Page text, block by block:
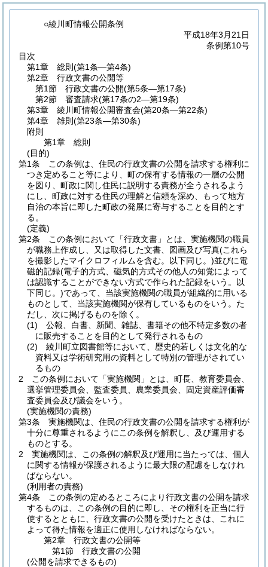
○綾川町情報公開条例
平成18年3月21日
条例第10号
目次
第1章
総則 (第1条―第4条)
第2章
行政文書の公開等
第1節
行政文書の公開(第5条―第17条)
第2節
審査請求(第17条の2―第19条)
第3章
綾川町情報公開審査会(第20条―第22条)
第4章
雑則 (第23条―第30条)
附則
第1章
総則
(目的)
第1条
この条例は、住民の行政文書の公開を請求する権利に
つき定めること等により、町の保有する情報の一層の公開
を図り、町政に関し住民に説明する責務が全うされるよう
にし、町政に対する住民の理解と信頼を深め、もって地方
自治の本旨に即した町政の発展に寄与することを目的とす
る。
(定義)
第2条
この条例において「行政文書」とは、実施機関の職員
が職務上作成し、又は取得した文書、図画及び写真(これら
を撮影したマイクロフィルムを含む。以下同じ。)並びに電
磁的記録(電子的方式、磁気的方式その他人の知覚によって
は認識することができない方式で作られた記録をいう。以
下同じ。)であって、当該実施機関の職員が組織的に用いる
ものとして、当該実施機関が保有しているものをいう。 た
だし、次に掲げるものを除く。
(1)
公報、白書、新聞、雑誌、書籍その他不特定多数の者
に販売することを目的として発行されるもの
(2)
綾川町立図書館等において、歴史的若しくは文化的な
資料又は学術研究用の資料として特別の管理がされてい
るもの
2
この条例において「実施機関」とは、町長、教育委員会、
選挙管理委員会、監査委員、農業委員会、固定資産評価審
査委員会及び議会をいう。
(実施機関の責務)
第3条
実施機関は、住民の行政文書の公開を請求する権利が
十分に尊重されるようにこの条例を解釈し、及び運用する
ものとする。
2
実施機関は、この条例の解釈及び運用に当たっては、個人
に関する情報が保護されるように最大限の配慮をしなけれ
ばならない。
(利用者の責務)
第4条
この条例の定めるところにより行政文書の公開を請求
するものは、この条例の目的に即し、その権利を正当に行
使するとともに、行政文書の公開を受けたときは、これに
よって得た情報を適正に使用しなければならない。
第2章
行政文書の公開等
第1節
行政文書の公開
(公開を請求できるもの)